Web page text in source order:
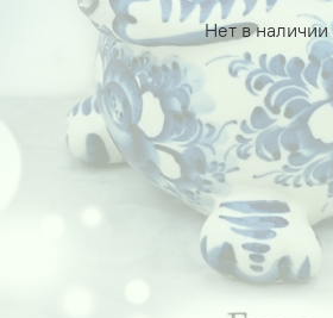
Нет в наличии